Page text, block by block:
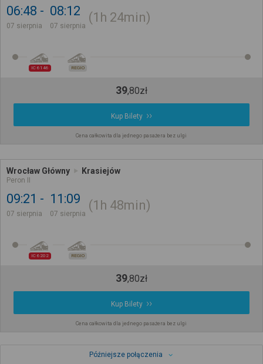
06:48
07 sierpnia
08:12
07 sierpnia
1h 24min
IC 6146 REGIO
39,80zł
Kup Bilety
Cena całkowita dla jednego pasażera bez ulgi
Wrocław Główny
Peron II
Krasiejów
09:21
07 sierpnia
11:09
07 sierpnia
1h 48min
IC 6202 REGIO
39,80zł
Kup Bilety
Cena całkowita dla jednego pasażera bez ulgi
Późniejsze połączenia